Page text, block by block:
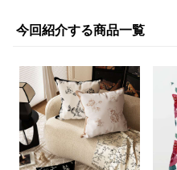
今回紹介する商品一覧